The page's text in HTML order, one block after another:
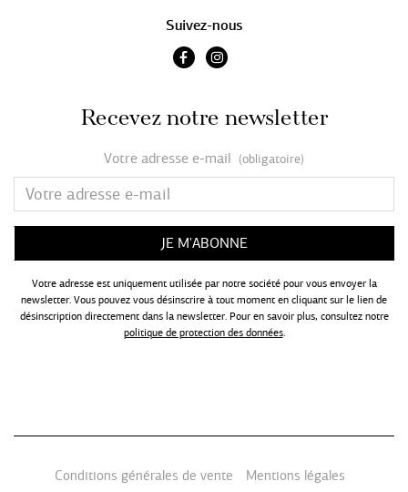
Suivez-nous
Recevez notre newsletter
Votre adresse e-mail (obligatoire)
Votre adresse est uniquement utilisée par notre société pour vous envoyer la
newsletter. Vous pouvez vous désinscrire à tout moment en cliquant sur le lien de
désinscription directement dans la newsletter. Pour en savoir plus, consultez notre
politique de protection des données.
Conditions générales de vente
Mentions légales